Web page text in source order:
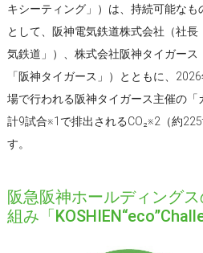
キシーティング」）は、持続可能な
として、阪神電気鉄道株式会社（社
気鉄道」）、株式会社阪神タイガー
「阪神タイガース」）とともに、
場で行われる阪神タイガース主催の「
計9試合※1で排出されるCO₂※2（約
す。
阪急阪神ホールディング
組み「